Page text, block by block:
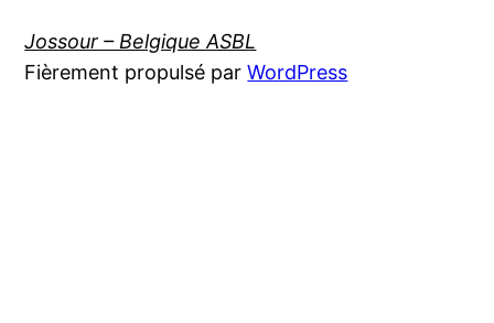
Jossour – Belgique ASBL
Fièrement propulsé parWordPress